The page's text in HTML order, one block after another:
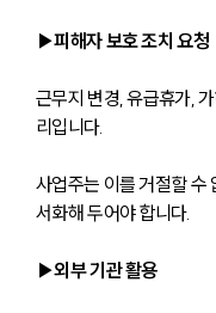
▶피해자 보호 조치 요청
근무지 변경, 유급휴가,
리입니다.
사업주는 이를 거절할 수
서화해 두어야 합니다.
▶외부 기관 활용